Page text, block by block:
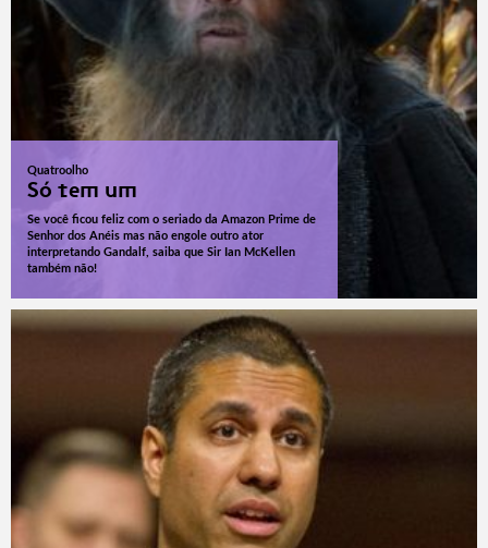
Quatroolho
Só tem um
Se você ficou feliz com o seriado da Amazon Prime de
Senhor dos Anéis mas não engole outro ator
interpretando Gandalf, saiba que Sir Ian McKellen
também não!